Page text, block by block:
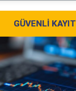
GÜVENLI KAYIT